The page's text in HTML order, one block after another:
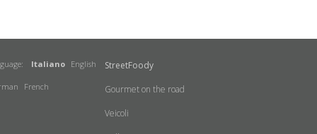
StreetFoody
Gourmet on the road
Veicoli
Italiano English
French